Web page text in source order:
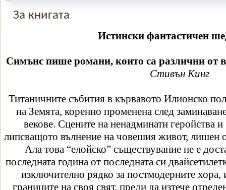
За книгата
Истински фантастичен
Симънс пише романи, които са различни от
Стивън Кинг
Титаничните събития в кървавото Илионско
на Земята, коренно променена след
векове. Сцените на ненадминати геройства
липсващото вълнение на човешия живот, лишен
Ала това “елойско” съществувание не е
последната година от последната си
изключително рядко за постмодерните хора,
границите на своя свят, преди да изтече